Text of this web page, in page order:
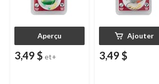
Aperçu
3,49 $ et+
Ajouter
3,49 $